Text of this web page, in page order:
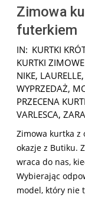
Zimowa
futerkiem
2025-
12-
02
IN: KURTKI
KURTKI
NIKE, LAURELLE,
WYPRZEDAŻ,
PRZECENA
VARLESCA,
Zimowa kurtka z
okazje z Butiku.
wraca do nas,
Wybierając
model, który nie